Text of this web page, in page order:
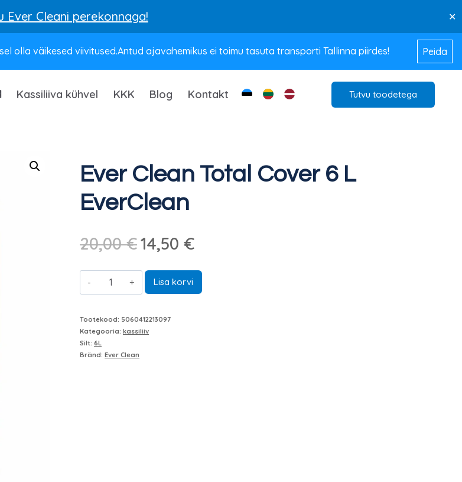
Ever Cleani perekonnaga! ✕
olla väikesed viivitused.Antud ajavahemikus ei toimu tasuta transporti Tallinna piirdes! Peida
Kassiliiva kühvel KKK Blog Kontakt Tutvu toodetega
Ever Clean Total Cover 6 L
EverClean
20,00€ Algne
oli:
14,50€Praegune
Ever
Clean
Cover
6
L
Lisa korvi
Tootekood: 5060412213097
Kategooria:kassiliiv
Silt:6L
Bränd:Ever Clean